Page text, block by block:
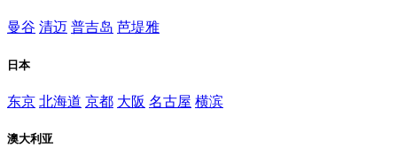
曼谷 清迈 普吉岛 芭堤雅
日本
东京 北海道 京都 大阪 名古屋 横滨
澳大利亚